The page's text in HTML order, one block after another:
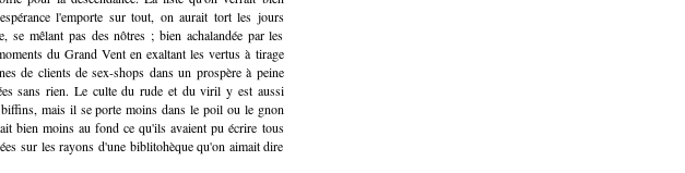
l'emporte sur tout, on aurait tort les jours
mêlant pas des nôtres ; bien achalandée par les
du Grand Vent en exaltant les vertus à tirage
de clients de sex-shops dans un prospère à peine
sans rien. Le culte du rude et du viril y est aussi
biffins, mais il se porte moins dans le poil ou le gnon
bien moins au fond ce qu'ils avaient pu écrire tous
sur les rayons d'une biblitohèque qu'on aimait dire